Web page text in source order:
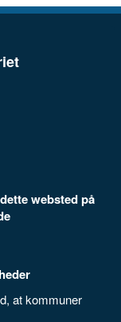
websted på
at kommuner